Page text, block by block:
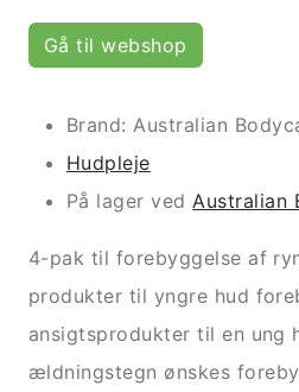
Gå til webshop
Brand: Australian
Hudpleje
På lager vedAustralian
4-pak til forebyggelse af
produkter til yngre hud
ansigtsprodukter til en ung
ældningstegn ønskes